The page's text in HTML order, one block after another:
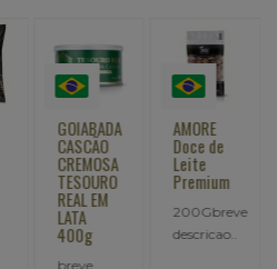
GOIABADA
CASCÃO
CREMOSA
TESOURO
REAL EM
LATA
400g
breve
AMORE
Doce de
Leite
Premium
200Gbreve
descricao..